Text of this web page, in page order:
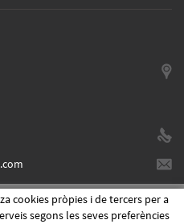
| AVÍS LEGAL | POLÍTICA DE PRIVACITAT
cookies pròpies i de tercers per a
segons les seves preferències